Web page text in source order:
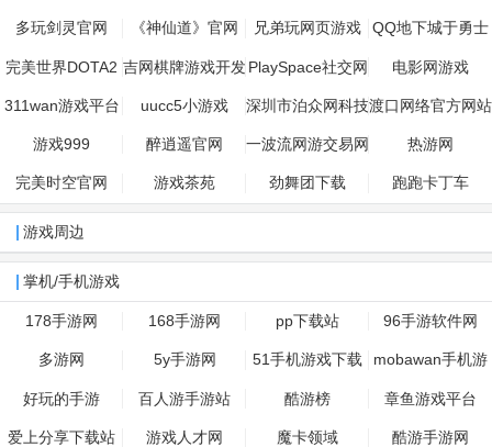
有限公司 股份有限公司 网专区(DOTA178
视频区)
多玩剑灵官网 《神仙道》官网
——心动游戏网游
精品
兄弟玩网页游戏 QQ地下城于勇士
官网
完美世界DOTA2
官网
吉网棋牌游戏开发
公司
PlaySpace社交网
络主题游戏平台
电影网游戏
311wan游戏平台 uucc5小游戏 深圳市泊众网科技
有限公司
渡口网络官方网站
游戏999 醉逍遥官网 一波流网游交易网 热游网
完美时空官网 游戏茶苑 劲舞团下载 跑跑卡丁车
游戏周边
掌机/手机游戏
178手游网 168手游网 pp下载站 96手游软件网
多游网 5y手游网 51手机游戏下载
中心
mobawan手机游
戏
好玩的手游 百人游手游站 酷游榜 章鱼游戏平台
爱上分享下载站 游戏人才网 魔卡领域 酷游手游网